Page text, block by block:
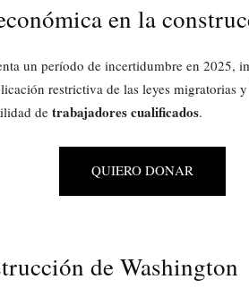
en la
un período de incertidumbre en 2025,
restrictiva de las leyes migratorias
de trabajadores cualificados.
QUIERO DONAR
de Washington